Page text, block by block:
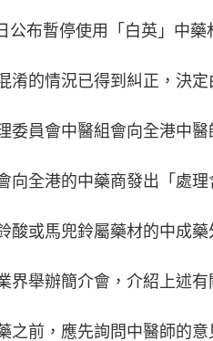
布暫停使用「白英」中藥
的情況已得到糾正，決
委員會中醫組會向全港中
向全港的中藥商發出「處
酸或馬兜鈴屬藥材的中成
舉辦簡介會，介紹上述有
之前，應先詢問中醫師的